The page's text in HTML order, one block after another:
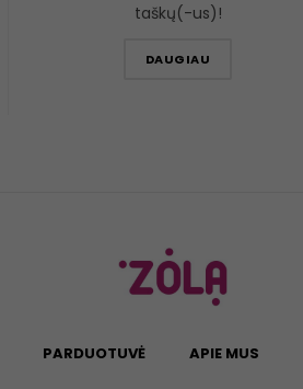
taškų(-us)!
DAUGIAU
PARDUOTUVĖ APIE MUS